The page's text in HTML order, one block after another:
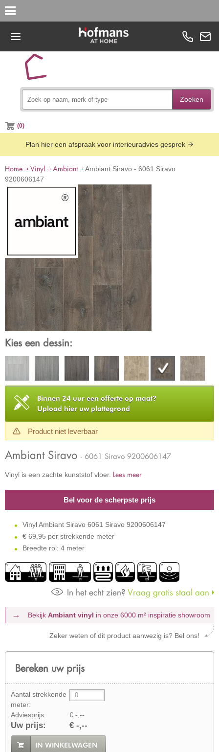
Zoeken
(0)
Plan hier een afspraak voor interieuradvies gesprek
Home Vinyl Ambiant
Ambiant Siravo - 6061 Siravo
9200606147
Kies een dessin:
Binnen 24 uur een offerte op maat?
Upload hier uw plattegrond
Product niet leverbaar
Ambiant Siravo - 6061 Siravo 9200606147
Vinyl is een zachte kunststof vloer. Lees meer
Bel voor de scherpste prijs
Vinyl Ambiant Siravo 6061 Siravo 9200606147
€ 69,95 per strekkende meter
Breedte rol: 4 meter
In het echt zien? Vraag gratis staal aan
Bekijk Ambiant vinyl in onze 6000 m² inspiratie showroom
Zeker weten of dit product aanwezig is? Bel ons!
Bereken uw prijs
Aantal strekkende
meter:
Adviesprijs:
€ -,--
Uw prijs: € -,--
IN WINKELWAGEN